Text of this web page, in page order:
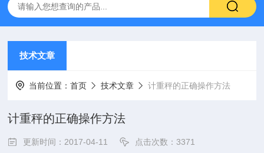
技术文章
当前位置：首页 技术文章 计重秤的正确操作方法
计重秤的正确操作方法
更新时间：2017-04-11 点击次数：3371